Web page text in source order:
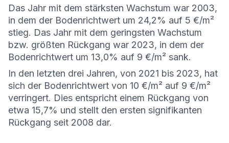
Das Jahr mit dem stärksten Wachstum war 2003,
in dem der Bodenrichtwert um 24,2% auf 5 €/m²
stieg. Das Jahr mit dem geringsten Wachstum
bzw. größten Rückgang war 2023, in dem der
Bodenrichtwert um 13,0% auf 9 €/m² sank.
In den letzten drei Jahren, von 2021 bis 2023, hat
sich der Bodenrichtwert von 10 €/m² auf 9 €/m²
verringert. Dies entspricht einem Rückgang von
etwa 15,7% und stellt den ersten signifikanten
Rückgang seit 2008 dar.